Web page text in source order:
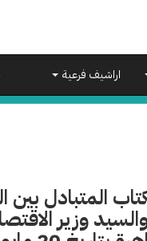
اراشيف فرعية
المتبادل بين
وزير